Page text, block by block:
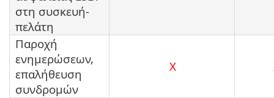
στη συσκευή-
πελάτη
Παροχή
ενημερώσεων,
επαλήθευση
συνδρομών
X